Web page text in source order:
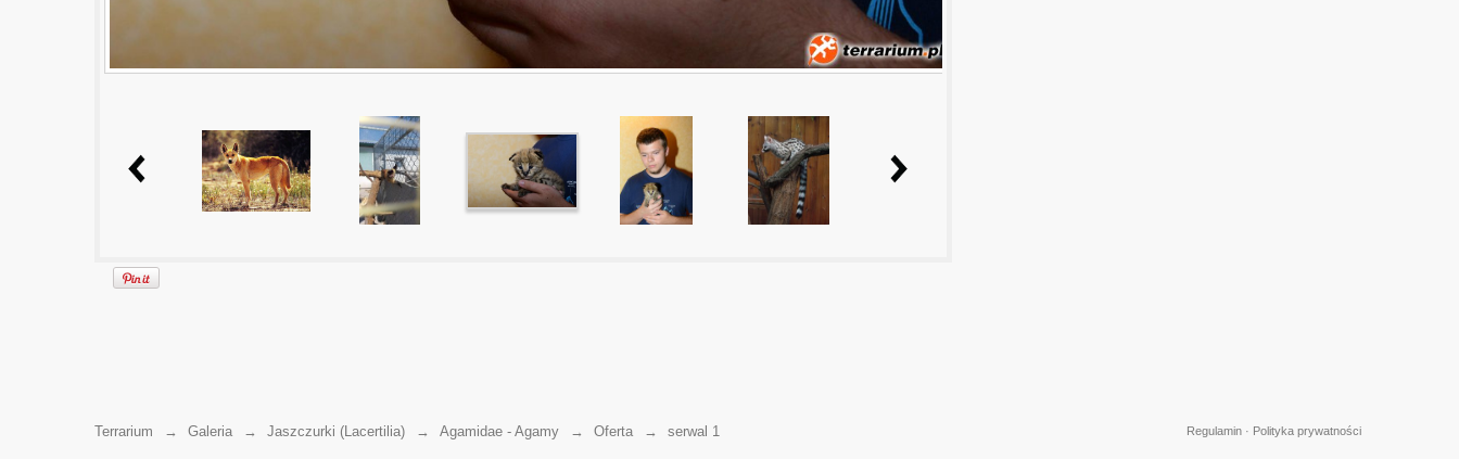
Terrarium → Galeria → Jaszczurki (Lacertilia) → Agamidae - Agamy → Oferta → serwal 1 Polityka prywatności
Regulamin·